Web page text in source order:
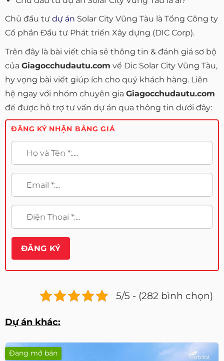
Chủ đầu tư dự án Solar City Vũng Tàu là Tổng Công ty
Cổ phần Đầu tư Phát triển Xây dựng (DIC Corp).
Trên đây là bài viết chia sẻ thông tin & đánh giá sơ bộ
của Giagocchudautu.com về Dic Solar City Vũng Tàu,
hy vọng bài viết giúp ích cho quý khách hàng. Liên
hệ ngay với nhóm chuyên gia Giagocchudautu.com
để được hỗ trợ tư vấn dự án qua thông tin dưới đây:
ĐĂNG KÝ NHẬN BẢNG GIÁ
5/5 - (282 bình chọn)
Dự án khác:
Đang mở bán